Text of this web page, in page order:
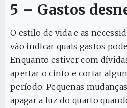
5 – Gastos
O estilo de vida e as
vão indicar quais gastos
Enquanto estiver com
apertar o cinto e cortar
período. Pequenas
apagar a luz do quarto